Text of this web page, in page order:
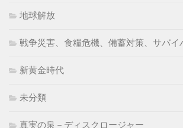
地球解放
戦争災害、食糧危機、備蓄対策、サバイ
新黄金時代
未分類
真実の泉－ディスクロージャー